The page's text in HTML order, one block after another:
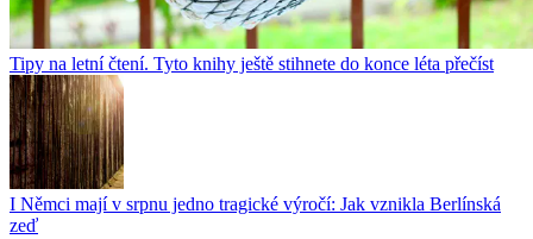
Tipy na letní čtení. Tyto knihy ještě stihnete do konce léta přečíst
I Němci mají v srpnu jedno tragické výročí: Jak vznikla Berlínská
zeď